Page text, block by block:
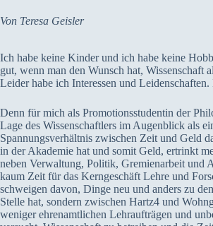
Von Teresa Geisler
Ich habe keine Kinder und ich habe keine
gut, wenn man den Wunsch hat, Wissenschaft
Leider habe ich Interessen und
Denn für mich als Promotionsstudentin der
Lage des Wissenschaftlers im Augenblick als
Spannungsverhältnis zwischen Zeit und Geld
in der Akademie hat und somit Geld, ertrinkt
neben Verwaltung, Politik, Gremienarbeit und
kaum Zeit für das Kerngeschäft Lehre und
schweigen davon, Dinge neu und anders zu
Stelle hat, sondern zwischen Hartz4 und
weniger ehrenamtlichen Lehraufträgen und